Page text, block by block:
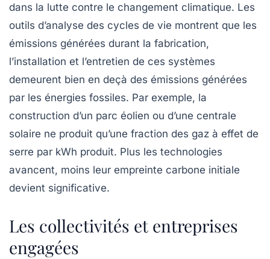
dans la lutte contre le changement climatique. Les
outils d’analyse des cycles de vie montrent que les
émissions générées durant la fabrication,
l’installation et l’entretien de ces systèmes
demeurent bien en deçà des émissions générées
par les énergies fossiles. Par exemple, la
construction d’un parc éolien ou d’une centrale
solaire ne produit qu’une fraction des gaz à effet de
serre par kWh produit. Plus les technologies
avancent, moins leur empreinte carbone initiale
devient significative.
Les collectivités et entreprises
engagées